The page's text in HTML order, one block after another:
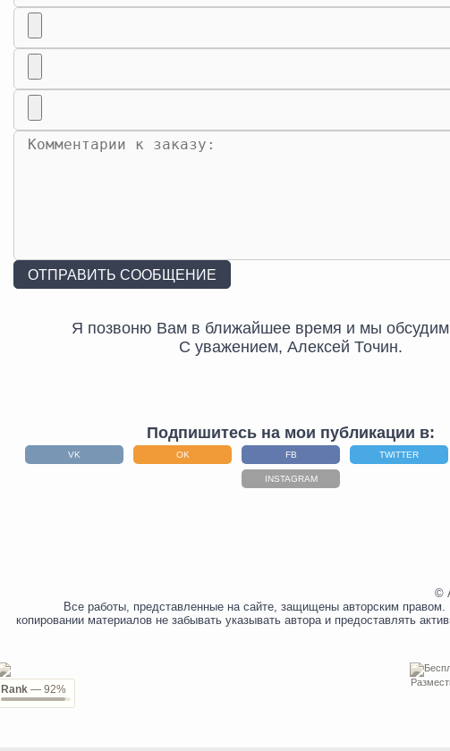
Я позвоню Вам в ближайшее время и мы обсудим
С уважением, Алексей Точин.
Подпишитесь на мои публикации в:
VK OK FB TWITTER
INSTAGRAM
©
Все работы, представленные на сайте, защищены авторским правом.
копировании материалов не забывать указывать автора и предоставлять
Rank — 92%